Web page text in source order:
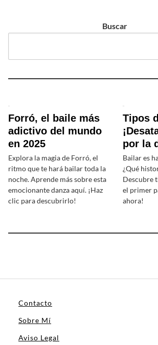
Buscar
Forró, el baile más
adictivo del mundo
en 2025
Explora la magia de Forró, el
ritmo que te hará bailar toda la
noche. Aprende más sobre esta
emocionante danza aquí. ¡Haz
clic para descubrirlo!
Tipos
por la
Bailar es
¿Qué
Descubre
el primer
ahora!
Contacto
Sobre Mí
Aviso Legal